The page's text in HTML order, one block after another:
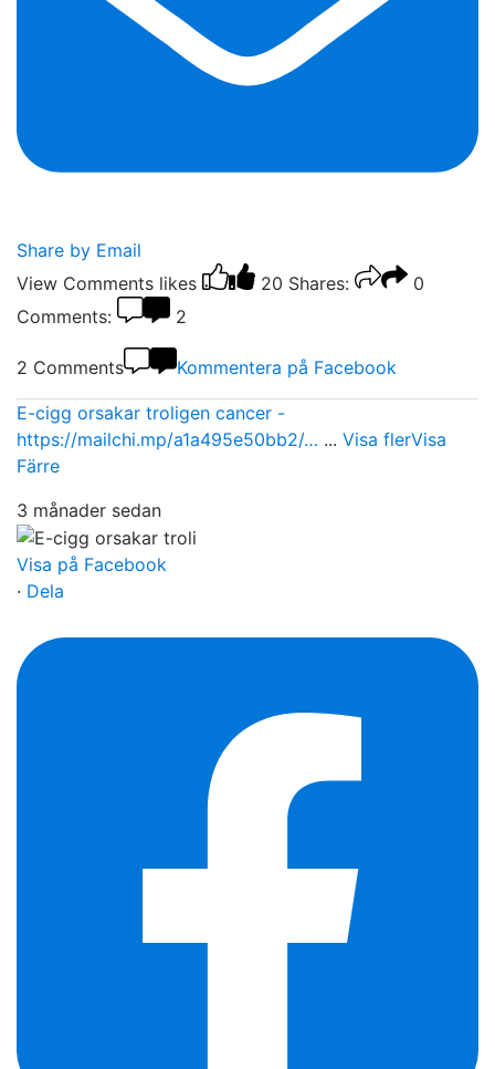
Share by Email
View Comments likes 20 Shares:
0
Comments:
2
2 Comments Kommentera på Facebook
E-cigg orsakar troligen cancer -
https://mailchi.mp/a1a495e50bb2/… ... Visa flerVisa
Färre
3 månader sedan
Visa på Facebook
· Dela